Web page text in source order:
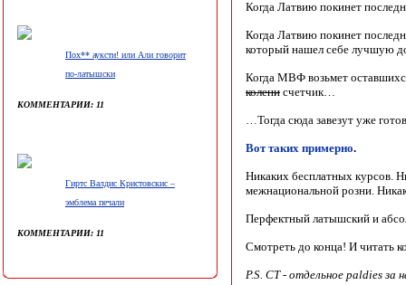
Пох** ауксти! или Али говорит
по-латышски
КОММЕНТАРИИ: 11
Гиртс Валдис Кристовскис –
эмблема печали
КОММЕНТАРИИ: 11
Когда Латвию покинет
Когда Латвию покинет
который нашел себе лучшую
Когда МВФ возьмет
колени счетчик…
…Тогда сюда завезут уже
Вот таких примерно.
Никаких бесплатных курсов.
межнациональной розни.
Перфектный латышский и
Смотреть до конца! И читать
P.S. СТ - отдельное paldies за